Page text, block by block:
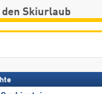
Skiurlaub